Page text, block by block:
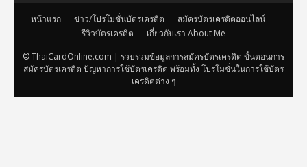
หน้าแรก ข่าว/โปรโมชั่นบัตรเครดิต
สมัครบัตรเครดิตออนไลน์
รีวิวบัตรเครดิต
เกี่ยวกับเรา About Me
© ThaiCardOnline.com | รวบรวมข้อมูลการสมัครบัตรเครดิต ขั้นตอนการ
สมัครบัตรเครดิต ปัญหาการใช้บัตรเครดิต พร้อมทั้ง โปรโมชั่นในการใช้บัตร
เครดิตต่าง ๆ